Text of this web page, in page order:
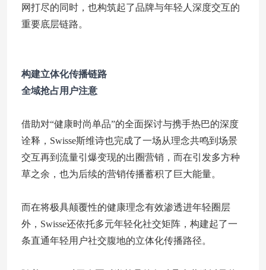
网打尽的同时，也构筑起了品牌与年轻人深度交互的
重要底层链路。
构建立体化传播链路
全域抢占用户注意
借助对“健康时尚单品”的全面探讨与携手热巴的深度
诠释，Swisse斯维诗也完成了一场从理念共鸣到场景
交互再到流量引爆变现的出圈营销，而在引发多方种
草之余，也为后续的营销传播蓄积了巨大能量。
而在将极具颠覆性的健康理念有效渗透进年轻圈层
外，Swisse还依托多元年轻化社交矩阵，构建起了一
条直通年轻用户社交腹地的立体化传播路径。